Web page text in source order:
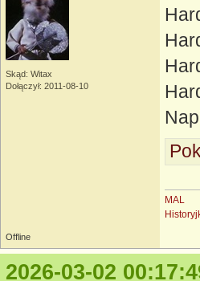
Skąd: Witax
Dołączył: 2011-08-10
MAL
Offline
2026-03-02